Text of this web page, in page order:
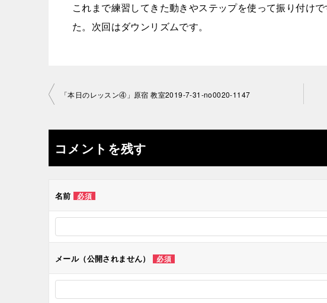
これまで練習してきた動きやステップを使って振り付け
た。次回はダウンリズムです。
投
ナ
ビ
ゲ
ー
ン
「本日のレッスン④」原宿 教室2019-7-31-no0020-1147
コメントを残す
名前 必須
メール（公開されません） 必須